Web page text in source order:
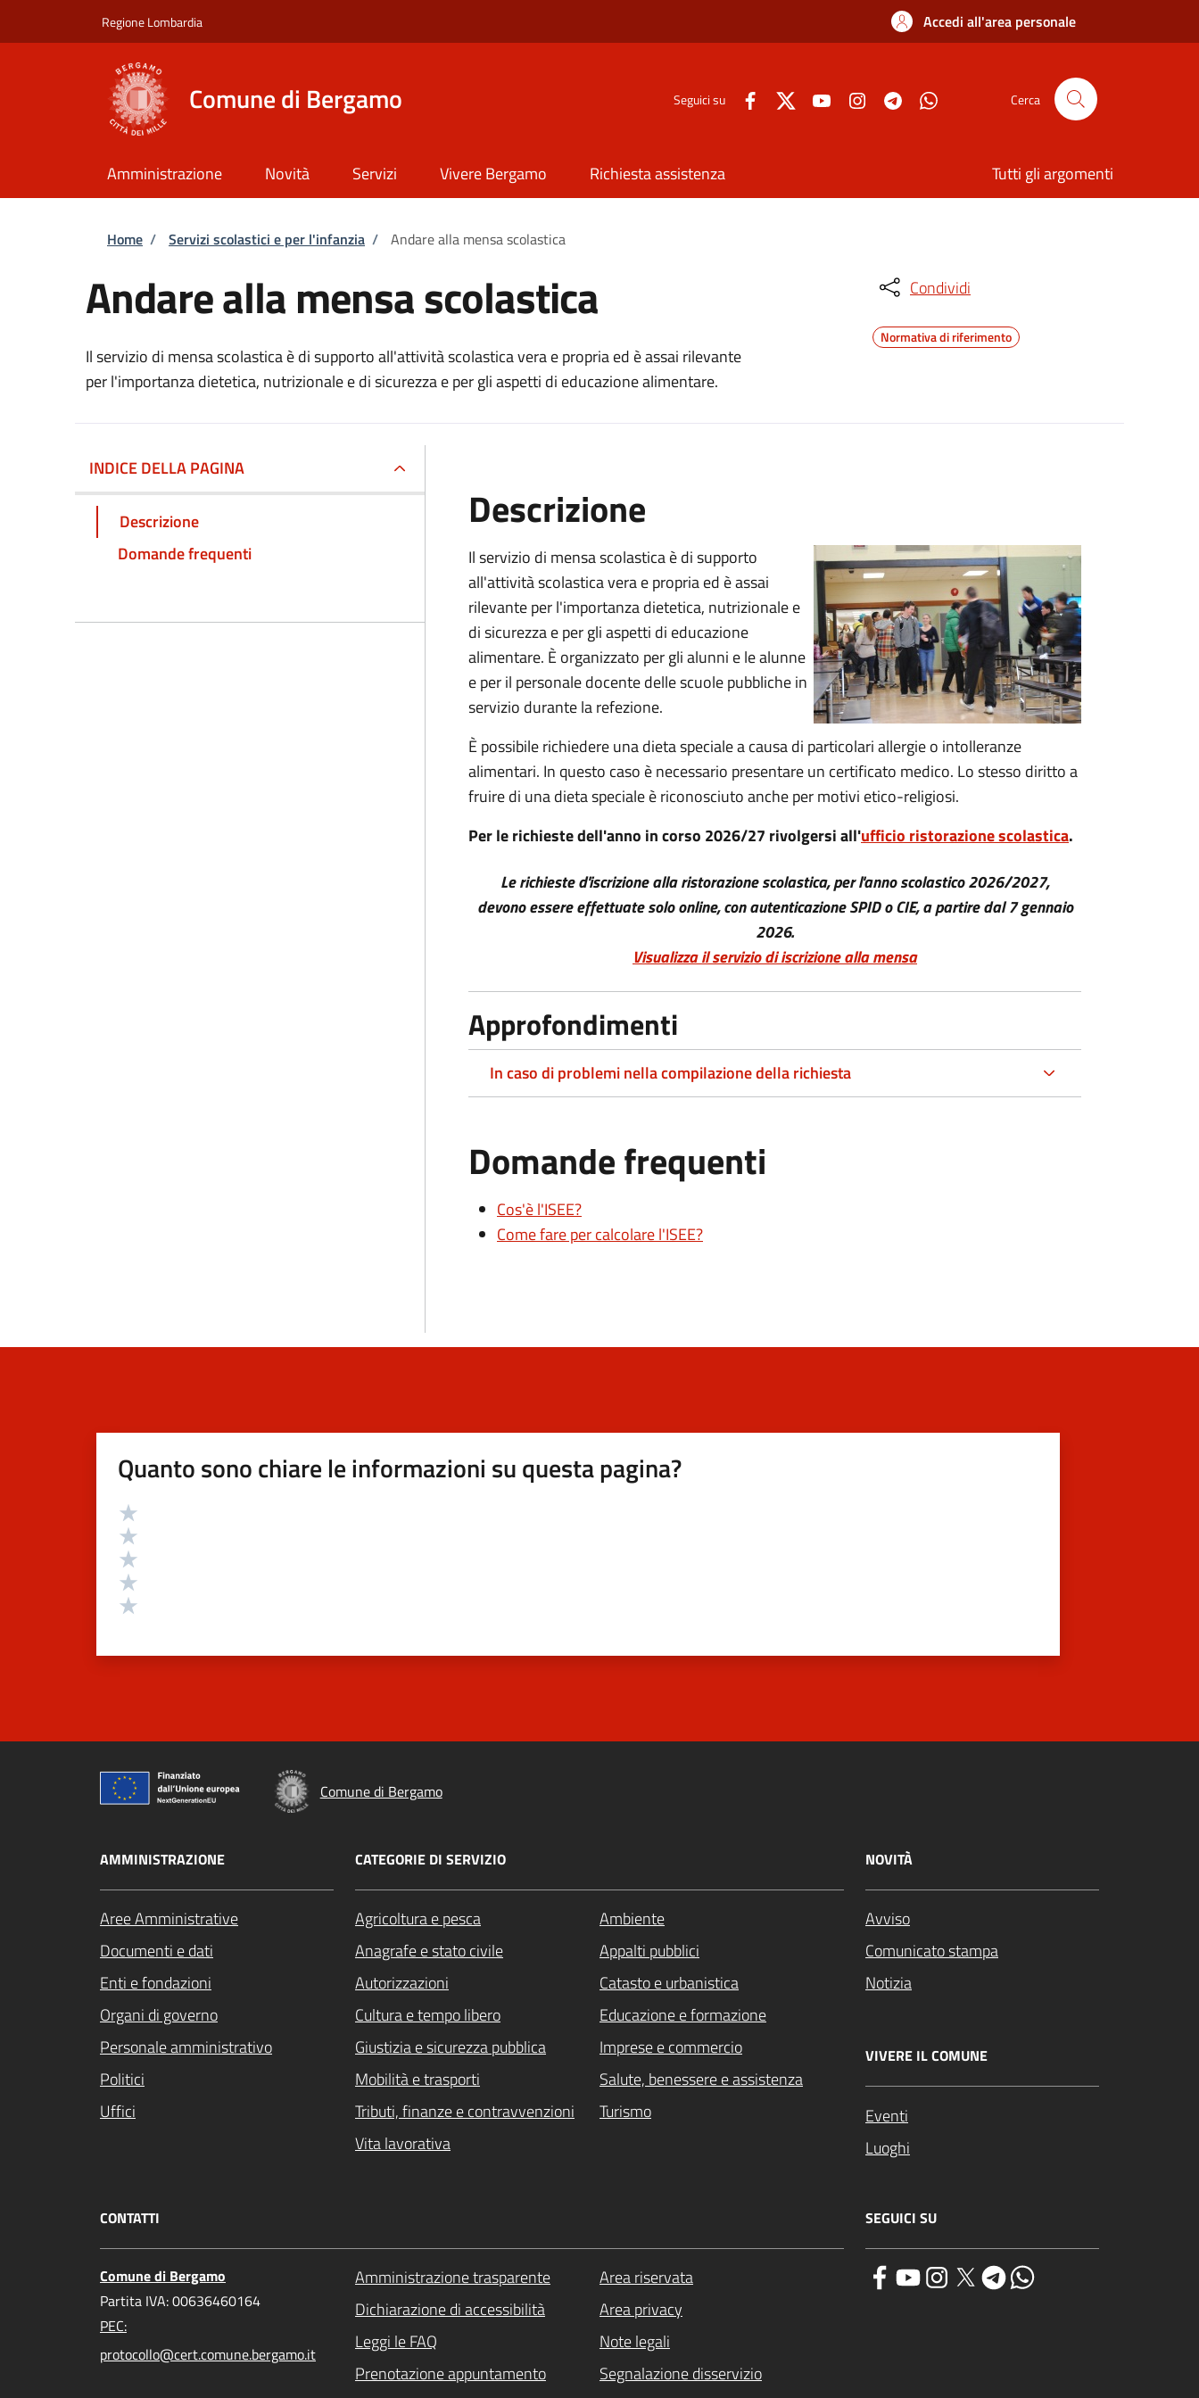
Regione Lombardia Accedi all'area personale
Comune di Bergamo Seguici su Cerca
Amministrazione Novità Servizi Vivere Bergamo Richiesta assistenza Tutti gli argomenti
Briciole di pane
Home / Servizi scolastici e per l'infanzia / Andare alla mensa scolastica
Andare alla mensa scolastica
Il servizio di mensa scolastica è di supporto all'attività scolastica vera e propria ed è assai rilevante
per l'importanza dietetica, nutrizionale e di sicurezza e per gli aspetti di educazione alimentare.
Condividi
Normativa di riferimento
INDICE DELLA PAGINA
Descrizione
Domande frequenti
Descrizione
Il servizio di mensa scolastica è di supporto
all'attività scolastica vera e propria ed è assai
rilevante per l'importanza dietetica, nutrizionale e
di sicurezza e per gli aspetti di educazione
alimentare. È organizzato per gli alunni e le alunne
e per il personale docente delle scuole pubbliche in
servizio durante la refezione.
È possibile richiedere una dieta speciale a causa di particolari allergie o intolleranze
alimentari. In questo caso è necessario presentare un certificato medico. Lo stesso diritto a
fruire di una dieta speciale è riconosciuto anche per motivi etico-religiosi.
Per le richieste dell'anno in corso 2026/27 rivolgersi all'ufficio ristorazione scolastica.
Le richieste d'iscrizione alla ristorazione scolastica, per l'anno scolastico 2026/2027,
devono essere effettuate solo online, con autenticazione SPID o CIE, a partire dal 7 gennaio
2026.
Visualizza il servizio di iscrizione alla mensa
Approfondimenti
In caso di problemi nella compilazione della richiesta
Domande frequenti
Cos'è l'ISEE?
Come fare per calcolare l'ISEE?
Quanto sono chiare le informazioni su questa pagina?
Valutazione
Comune di Bergamo
AMMINISTRAZIONE
Aree Amministrative
Documenti e dati
Enti e fondazioni
Organi di governo
Personale amministrativo
Politici
Uffici
CATEGORIE DI SERVIZIO
Agricoltura e pesca
Ambiente
Anagrafe e stato civile
Appalti pubblici
Autorizzazioni
Catasto e urbanistica
Cultura e tempo libero
Educazione e formazione
Giustizia e sicurezza pubblica
Imprese e commercio
Mobilità e trasporti
Salute, benessere e assistenza
Tributi, finanze e contravvenzioni
Turismo
Vita lavorativa
NOVITÀ
Avviso
Comunicato stampa
Notizia
VIVERE IL COMUNE
Eventi
Luoghi
CONTATTI
Comune di Bergamo
Partita IVA: 00636460164
PEC:
protocollo@cert.comune.bergamo.it
Amministrazione trasparente
Area riservata
Dichiarazione di accessibilità
Area privacy
Leggi le FAQ
Note legali
Prenotazione appuntamento
Segnalazione disservizio
SEGUICI SU